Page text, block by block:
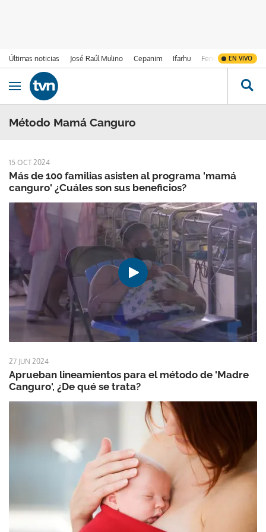
Últimas noticias José Raúl Mulino Cepanim Ifarhu Fenómeno de El
EN VIVO
Ir al contenido
Obrir navegació
Método Mamá Canguro
15 OCT 2024
Más de 100 familias asisten al programa 'mamá
canguro' ¿Cuáles son sus beneficios?
27 JUN 2024
Aprueban lineamientos para el método de 'Madre
Canguro', ¿De qué se trata?